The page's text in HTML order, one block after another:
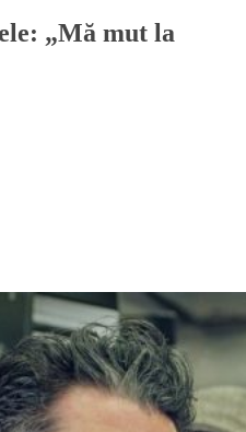
„Mă mut la